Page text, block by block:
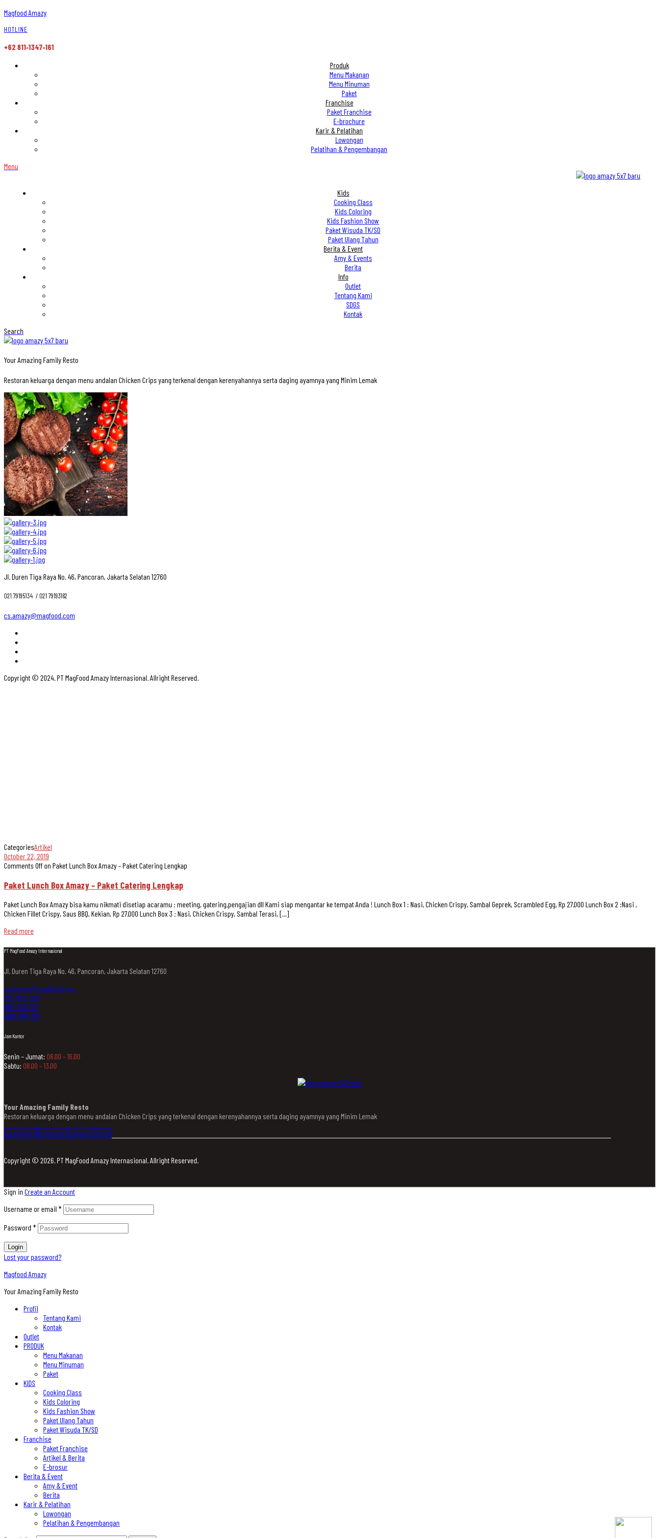
Magfood Amazy
HOTLINE
+62 811‑1347‑161
Produk
Menu Makanan
Menu Minuman
Paket
Franchise
Paket Franchise
E-brochure
Karir & Pelatihan
Lowongan
Pelatihan & Pengembangan
Menu
Kids
Cooking Class
Kids Coloring
Kids Fashion Show
Paket Wisuda TK/SD
Paket Ulang Tahun
Berita & Event
Amy & Events
Berita
Info
Outlet
Tentang Kami
SDGS
Kontak
Search
Your Amazing Family Resto
Restoran keluarga dengan menu andalan Chicken Crips yang terkenal dengan kerenyahannya serta daging ayamnya yang Minim Lemak
Jl. Duren Tiga Raya No. 46, Pancoran, Jakarta Selatan 12760
021 79195134 ‎ / 021 79193162
cs.amazy@magfood.com
Copyright © 2024. PT MagFood Amazy Internasional. Allright Reserved.
CategoriesArtikel
October 22, 2019
Comments Offon Paket Lunch Box Amazy – Paket Catering Lengkap
Paket Lunch Box Amazy – Paket Catering Lengkap
Paket Lunch Box Amazy bisa kamu nikmati disetiap acaramu : meeting, gatering,pengajian dll Kami siap mengantar ke tempat Anda ! Lunch Box 1 : Nasi, Chicken Crispy, Sambal Geprek, Scrambled Egg, Rp 27.000 Lunch Box 2 :Nasi ,
Chicken Fillet Crispy, Saus BBQ, Kekian, Rp 27.000 Lunch Box 3 : Nasi, Chicken Crispy, Sambal Terasi, […]
Read more
PT MagFood Amazy Internasional
Jl. Duren Tiga Raya No. 46, Pancoran, Jakarta Selatan 12760
cs.amazy@magfood.com
021-7919-3162
0811-1347-161
0816-866-251
Jam Kantor
Senin – Jumat: 08.00 – 16.00
Sabtu: 08.00 – 13.00
Your Amazing Family Resto
Restoran keluarga dengan menu andalan Chicken Crips yang terkenal dengan kerenyahannya serta daging ayamnya yang Minim Lemak
Facebook-f Instagram Linkedin Tiktok
Copyright © 2026. PT MagFood Amazy Internasional. Allright Reserved.
Sign in Create an Account
Username or email *
Password *
Login
Lost your password?
Magfood Amazy
Your Amazing Family Resto
Profil
Tentang Kami
Kontak
Outlet
PRODUK
Menu Makanan
Menu Minuman
Paket
KIDS
Cooking Class
Kids Coloring
Kids Fashion Show
Paket Ulang Tahun
Paket Wisuda TK/SD
Franchise
Paket Franchise
Artikel & Berita
E-brosur
Berita & Event
Amy & Event
Berita
Karir & Pelatihan
Lowongan
Pelatihan & Pengembangan